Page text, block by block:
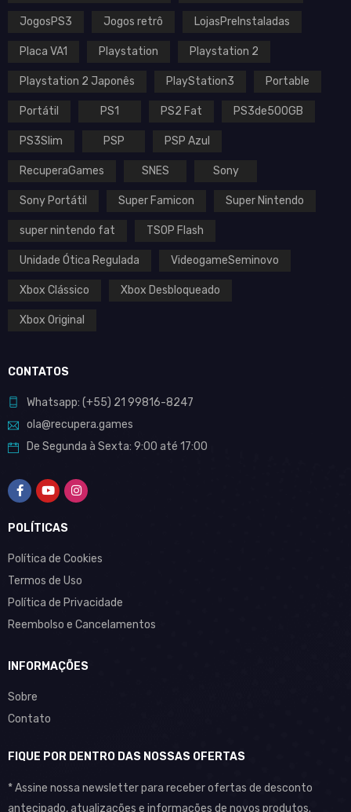
MD
Nintendo
Sega
JogosPS3 Jogos retrô LojasPreInstaladas
Placa VA1 Playstation Playstation 2
Playstation 2 Japonês PlayStation3 Portable
Portátil PS1 PS2 Fat PS3de500GB
PS3Slim PSP PSP Azul
RecuperaGames SNES Sony
Sony Portátil Super Famicon Super Nintendo
super nintendo fat TSOP Flash
Unidade Ótica Regulada VideogameSeminovo
Xbox Clássico Xbox Desbloqueado
Xbox Original
CONTATOS
Whatsapp: (+55) 21 99816-8247
ola@recupera.games
De Segunda à Sexta: 9:00 até 17:00
POLÍTICAS
Política de Cookies
Termos de Uso
Política de Privacidade
Reembolso e Cancelamentos
INFORMAÇÕES
Sobre
Contato
FIQUE POR DENTRO DAS NOSSAS OFERTAS
* Assine nossa newsletter para receber ofertas de desconto
antecipado, atualizações e informações de novos produtos.